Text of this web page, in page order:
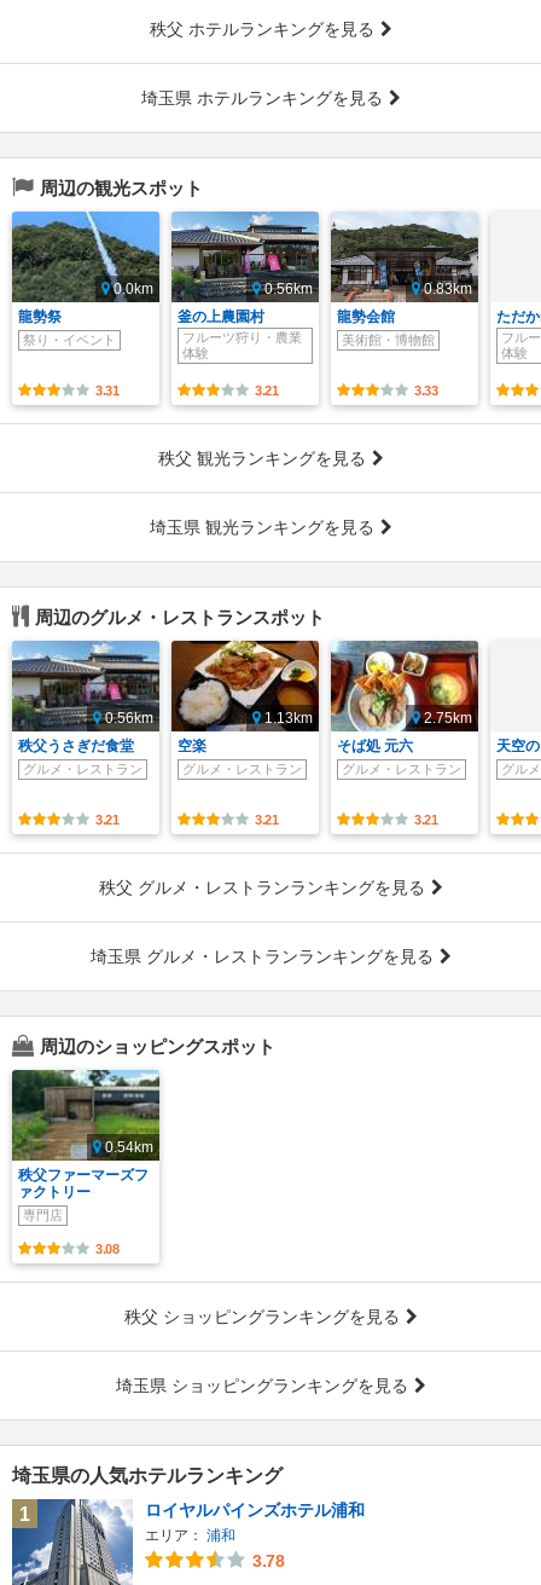
秩父 ホテルランキングを見る
埼玉県 ホテルランキングを見る
周辺の観光スポット
0.0km
龍勢祭
祭り・イベント
3.31
0.56km
釜の上農園村
フルーツ狩り・農業
体験
3.21
0.83km
龍勢会館
美術館・博物館
3.33
ただ
フル
体験
秩父 観光ランキングを見る
埼玉県 観光ランキングを見る
周辺のグルメ・レストランスポット
0.56km
秩父うさぎだ食堂
グルメ・レストラン
3.21
1.13km
空楽
グルメ・レストラン
3.21
2.75km
そば処 元六
グルメ・レストラン
3.21
天空
グル
秩父 グルメ・レストランランキングを見る
埼玉県 グルメ・レストランランキングを見る
周辺のショッピングスポット
0.54km
秩父ファーマーズフ
ァクトリー
専門店
3.08
秩父 ショッピングランキングを見る
埼玉県 ショッピングランキングを見る
埼玉県の人気ホテルランキング
1
ロイヤルパインズホテル浦和
エリア： 浦和
3.78